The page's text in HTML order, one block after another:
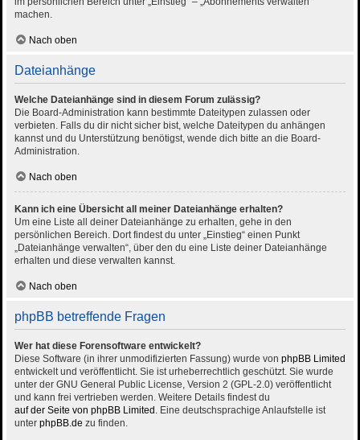
machen.
Nach oben
Dateianhänge
Welche Dateianhänge sind in diesem Forum zulässig?
Die Board-Administration kann bestimmte Dateitypen zulassen oder
verbieten. Falls du dir nicht sicher bist, welche Dateitypen du anhängen
kannst und du Unterstützung benötigst, wende dich bitte an die Board-
Administration.
Nach oben
Kann ich eine Übersicht all meiner Dateianhänge erhalten?
Um eine Liste all deiner Dateianhänge zu erhalten, gehe in den
persönlichen Bereich. Dort findest du unter „Einstieg“ einen Punkt
„Dateianhänge verwalten“, über den du eine Liste deiner Dateianhänge
erhalten und diese verwalten kannst.
Nach oben
phpBB betreffende Fragen
Wer hat diese Forensoftware entwickelt?
Diese Software (in ihrer unmodifizierten Fassung) wurde von phpBB Limited
entwickelt und veröffentlicht. Sie ist urheberrechtlich geschützt. Sie wurde
unter der GNU General Public License, Version 2 (GPL-2.0) veröffentlicht
und kann frei vertrieben werden. Weitere Details findest du
auf der Seite von phpBB Limited . Eine deutschsprachige Anlaufstelle ist
unter phpBB.de zu finden.